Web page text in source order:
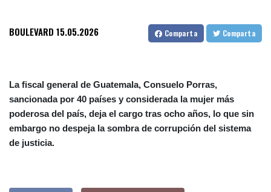
BOULEVARD 15.05.2026 Comparta Comparta
La fiscal general de Guatemala, Consuelo Porras,
sancionada por 40 países y considerada la mujer más
poderosa del país, deja el cargo tras ocho años, lo que sin
embargo no despeja la sombra de corrupción del sistema
de justicia.